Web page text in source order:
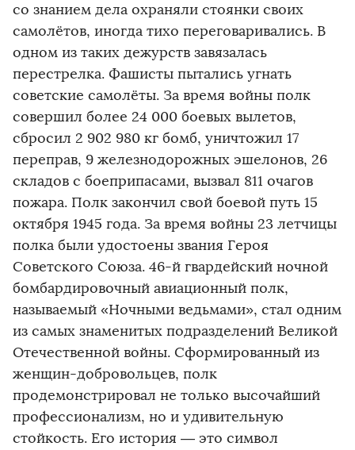
со знанием дела охраняли стоянки своих
самолётов, иногда тихо переговаривались. В
одном из таких дежурств завязалась
перестрелка. Фашисты пытались угнать
советские самолёты. За время войны полк
совершил более 24 000 боевых вылетов,
сбросил 2 902 980 кг бомб, уничтожил 17
переправ, 9 железнодорожных эшелонов, 26
складов с боеприпасами, вызвал 811 очагов
пожара. Полк закончил свой боевой путь 15
октября 1945 года. За время войны 23 летчицы
полка были удостоены звания Героя
Советского Союза. 46-й гвардейский ночной
бомбардировочный авиационный полк,
называемый «Ночными ведьмами», стал одним
из самых знаменитых подразделений Великой
Отечественной войны. Сформированный из
женщин-добровольцев, полк
продемонстрировал не только высочайший
профессионализм, но и удивительную
стойкость. Его история — это символ